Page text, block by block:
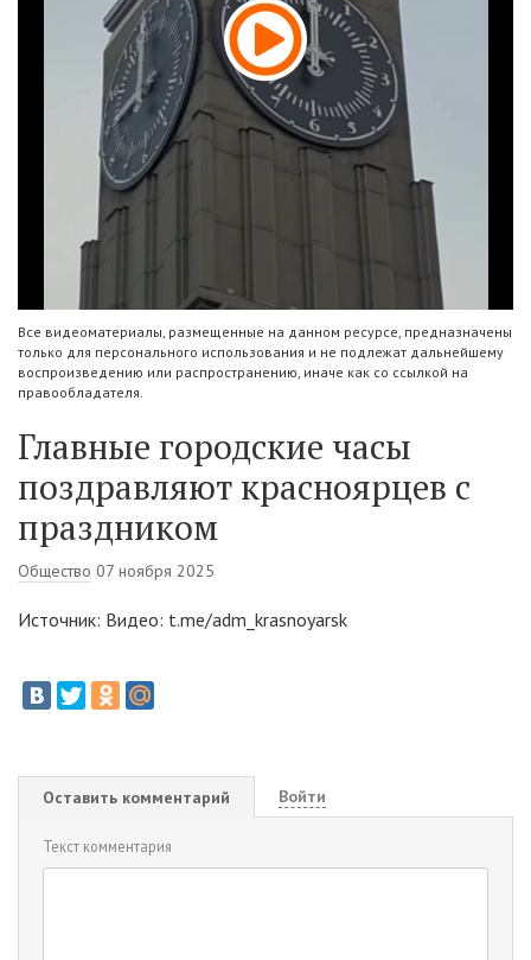
Все видеоматериалы, размещенные на данном ресурсе, предназначены
только для персонального использования и не подлежат дальнейшему
воспроизведению или распространению, иначе как со ссылкой на
правообладателя.
Главные городские часы
поздравляют красноярцев с
праздником
Общество 07 ноября 2025
Источник: Видео: t.me/adm_krasnoyarsk
Оставить комментарий Войти
Текст комментария